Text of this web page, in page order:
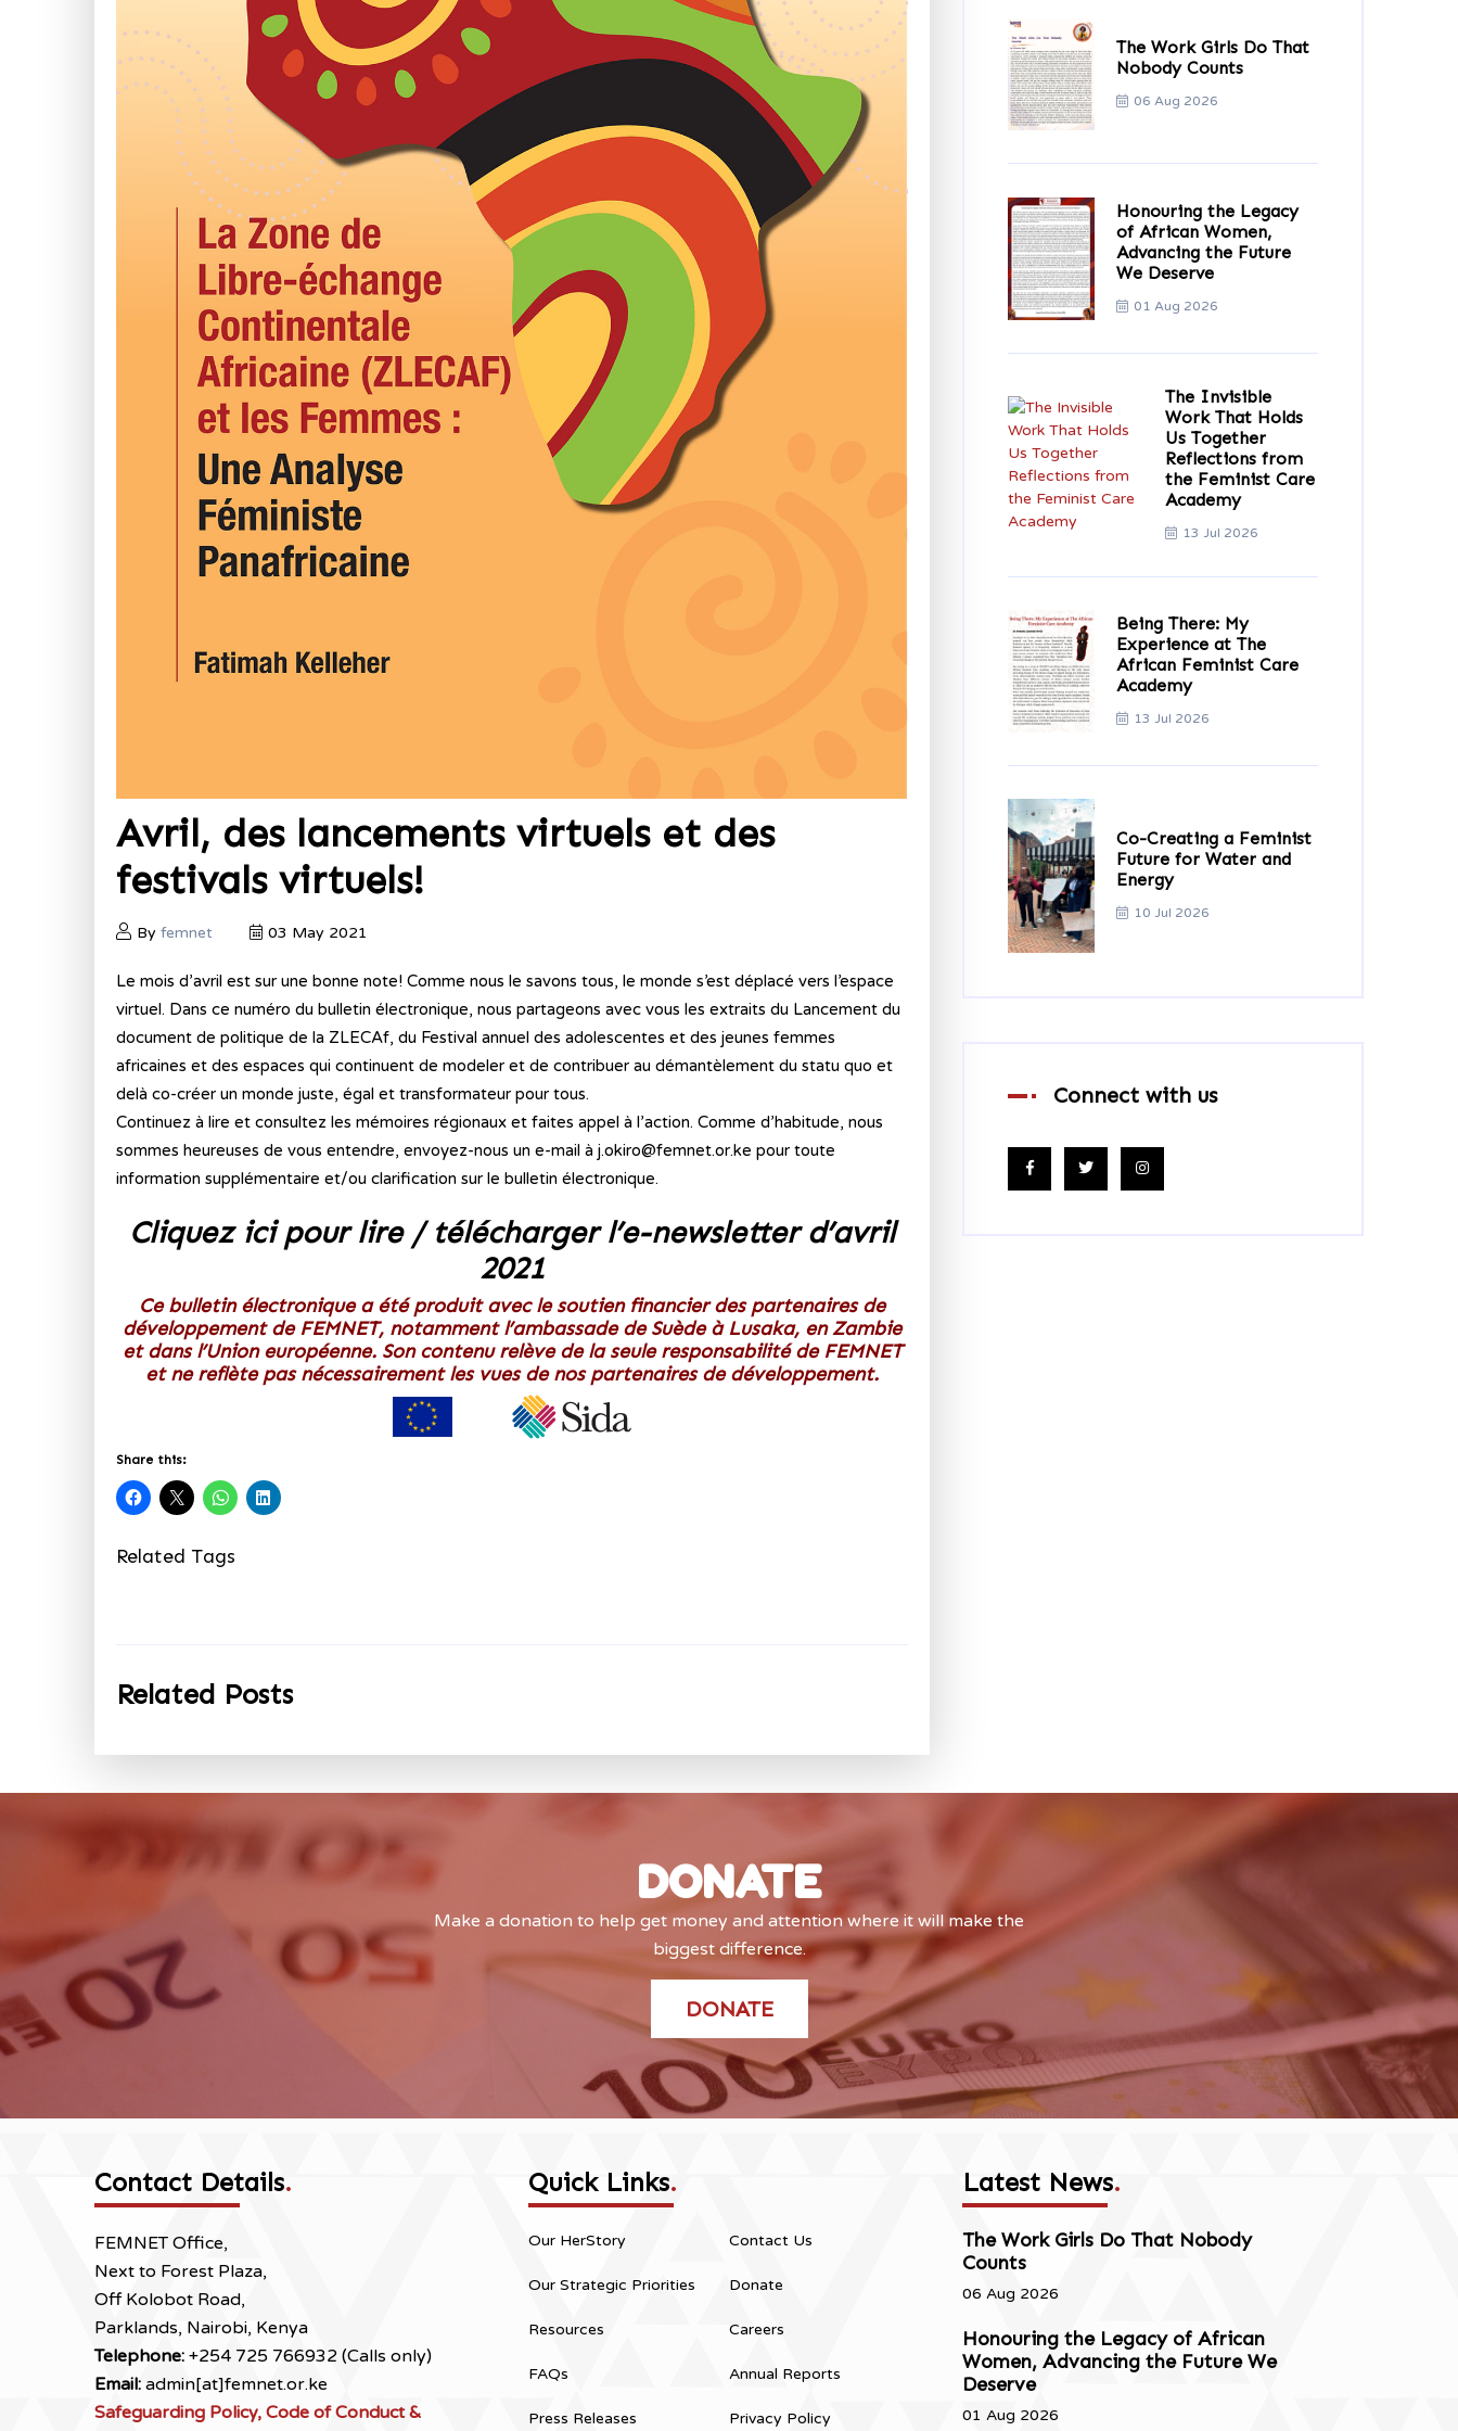
Avril, des lancements virtuels et des
festivals virtuels!
By femnet 03 May 2021
Le mois d’avril est sur une bonne note! Comme nous le savons tous, le monde s’est déplacé vers l’espace
virtuel. Dans ce numéro du bulletin électronique, nous partageons avec vous les extraits du Lancement du
document de politique de la ZLECAf, du Festival annuel des adolescentes et des jeunes femmes
africaines et des espaces qui continuent de modeler et de contribuer au démantèlement du statu quo et
delà co-créer un monde juste, égal et transformateur pour tous.
Continuez à lire et consultez les mémoires régionaux et faites appel à l’action. Comme d’habitude, nous
sommes heureuses de vous entendre, envoyez-nous un e-mail à j.okiro@femnet.or.ke pour toute
information supplémentaire et/ou clarification sur le bulletin électronique.
Cliquez ici pour lire / télécharger l’e-newsletter d’avril
2021
Ce bulletin électronique a été produit avec le soutien financier des partenaires de
développement de FEMNET, notamment l’ambassade de Suède à Lusaka, en Zambie
et dans l’Union européenne. Son contenu relève de la seule responsabilité de FEMNET
et ne reflète pas nécessairement les vues de nos partenaires de développement.
Share this:
Related Tags
Related Posts
The Work Girls Do That
Nobody Counts
06 Aug 2026
Honouring the Legacy
of African Women,
Advancing the Future
We Deserve
01 Aug 2026
The Invisible
Work That Holds
Us Together
Reflections from
the Feminist Care
Academy
13 Jul 2026
Being There: My
Experience at The
African Feminist Care
Academy
13 Jul 2026
Co-Creating a Feminist
Future for Water and
Energy
10 Jul 2026
Connect with us
DONATE
Make a donation to help get money and attention where it will make the
biggest difference.
DONATE
Contact Details.
FEMNET Office,
Next to Forest Plaza,
Off Kolobot Road,
Parklands, Nairobi, Kenya
Telephone: +254 725 766932 (Calls only)
Email: admin[at]femnet.or.ke
Safeguarding Policy, Code of Conduct &
Quick Links.
Our HerStory
Our Strategic Priorities
Resources
FAQs
Press Releases
Contact Us
Donate
Careers
Annual Reports
Privacy Policy
Latest News.
The Work Girls Do That Nobody
Counts
06 Aug 2026
Honouring the Legacy of African
Women, Advancing the Future We
Deserve
01 Aug 2026